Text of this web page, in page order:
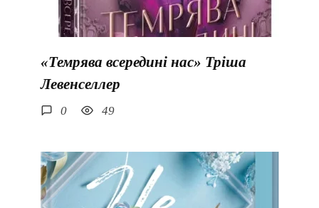
«Темрява всередині нас» Тріша
Левенселлер
0 49